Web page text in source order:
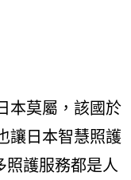
本莫屬，該國於
讓日本智慧照護
照護服務都是人